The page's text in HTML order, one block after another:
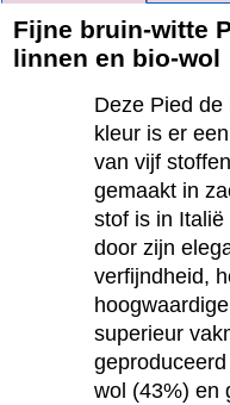
Fijne bruin-witte
linnen en bio-wol
Deze Pied
kleur is er
van vijf
gemaakt in
stof is in
door zijn
verfijndheid,
superieur
wol (43%) en